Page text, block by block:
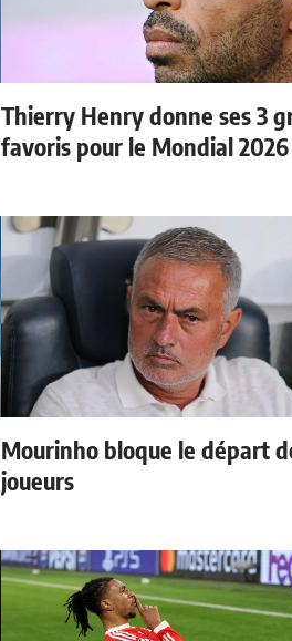
Thierry Henry donne ses 3
favoris pour le Mondial 2026
Mourinho bloque le départ
joueurs